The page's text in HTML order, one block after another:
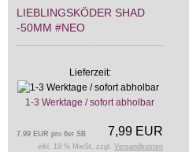
LIEBLINGSKÖDER SHAD
-50MM #NEO
Lieferzeit:
1-3 Werktage / sofort abholbar
7,99 EUR
7,99 EUR pro 6er SB
inkl. 19 % MwSt. zzgl. Versandkosten